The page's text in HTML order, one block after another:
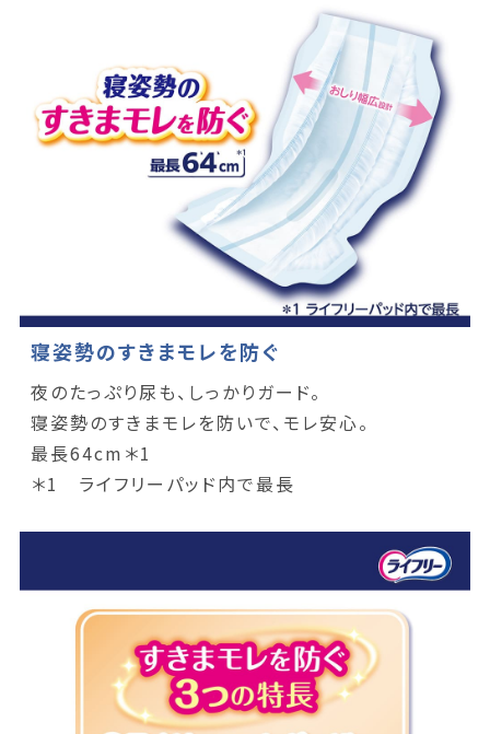
寝姿勢のすきまモレを防ぐ
夜のたっぷり尿も、しっかりガード。
寝姿勢のすきまモレを防いで、モレ安心。
最長64cm＊1
＊1 ライフリーパッド内で最長